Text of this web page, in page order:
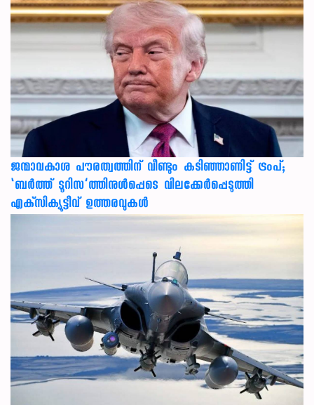
ജന്മാവകാശ പൗരത്വത്തിന് വീണ്ടും കടിഞ്ഞാണിട്ട് ട്രംപ്;
‘ബര്‍ത്ത് ടൂറിസ’ത്തിനുള്‍പ്പെടെ വിലക്കേര്‍പ്പെടുത്തി
എക്‌സിക്യൂട്ടീവ് ഉത്തരവുകള്‍